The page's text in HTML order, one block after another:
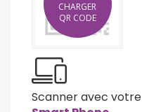
CHARGER
QR CODE
Scanner avec votre